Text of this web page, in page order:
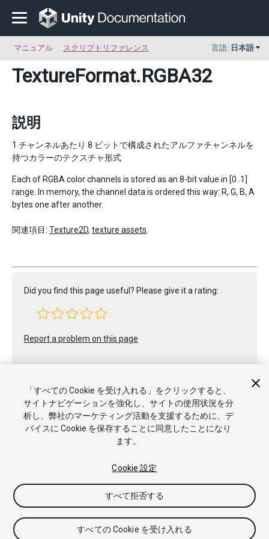
マニュアル スクリプトリファレンス 言語: 日本語
TextureFormat.RGBA32
説明
1 チャンネルあたり 8 ビットで構成されたアルファチャンネルを
持つカラーのテクスチャ形式
Each of RGBA color channels is stored as an 8-bit value in [0..1]
range. In memory, the channel data is ordered this way: R, G, B, A
bytes one after another.
関連項目: Texture2D, texture assets
Did you find this page useful? Please give it a rating:
Report a problem on this page
Copyright © 2021 Unity Technologies. Publication 2021.1
ナレッジベース
私の個人情報を販売または共有しない
「すべての Cookie を受け入れる」をクリックすると、
サイトナビゲーションを強化し、サイトの使用状況を分
析し、弊社のマーケティング活動を支援するために、デ
バイスに Cookie を保存することに同意したことになり
ます。
Cookie 設定
すべて拒否する
すべての Cookie を受け入れる